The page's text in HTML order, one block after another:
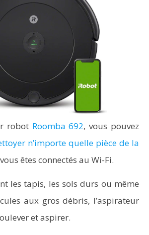
robot Roomba 692, vous pouvez
n’importe quelle pièce de la
êtes connectés au Wi-Fi.
les tapis, les sols durs ou même
aux gros débris, l’aspirateur
et aspirer.